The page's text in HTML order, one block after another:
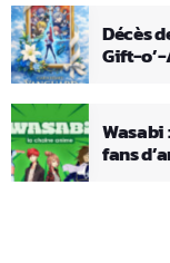
Décès
Gift-
fans